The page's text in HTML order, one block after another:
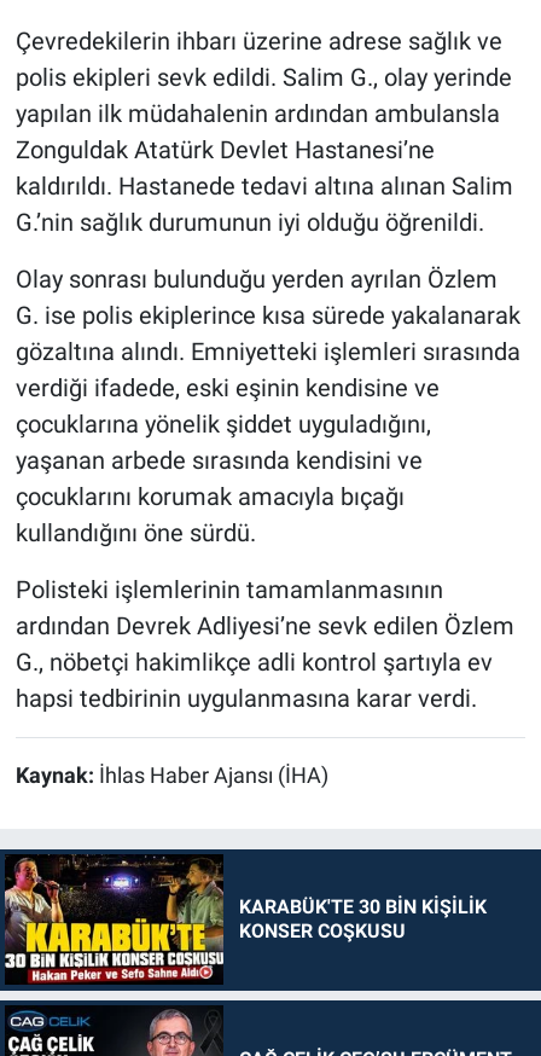
Çevredekilerin ihbarı üzerine adrese sağlık ve
polis ekipleri sevk edildi. Salim G., olay yerinde
yapılan ilk müdahalenin ardından ambulansla
Zonguldak Atatürk Devlet Hastanesi’ne
kaldırıldı. Hastanede tedavi altına alınan Salim
G.’nin sağlık durumunun iyi olduğu öğrenildi.
Olay sonrası bulunduğu yerden ayrılan Özlem
G. ise polis ekiplerince kısa sürede yakalanarak
gözaltına alındı. Emniyetteki işlemleri sırasında
verdiği ifadede, eski eşinin kendisine ve
çocuklarına yönelik şiddet uyguladığını,
yaşanan arbede sırasında kendisini ve
çocuklarını korumak amacıyla bıçağı
kullandığını öne sürdü.
Polisteki işlemlerinin tamamlanmasının
ardından Devrek Adliyesi’ne sevk edilen Özlem
G., nöbetçi hakimlikçe adli kontrol şartıyla ev
hapsi tedbirinin uygulanmasına karar verdi.
Kaynak: İhlas Haber Ajansı (İHA)
KARABÜK'TE 30 BİN KİŞİLİK
KONSER COŞKUSU